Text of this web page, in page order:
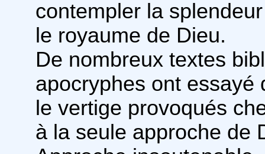
contempler la
le royaume de Dieu.
De nombreux textes
apocryphes ont essayé
le vertige provoqués
à la seule approche de